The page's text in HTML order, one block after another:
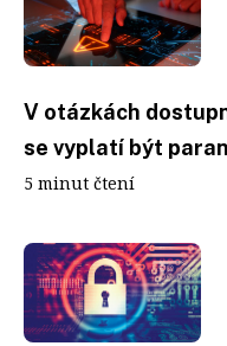
V otázkách
se vyplatí být
5 minut čtení